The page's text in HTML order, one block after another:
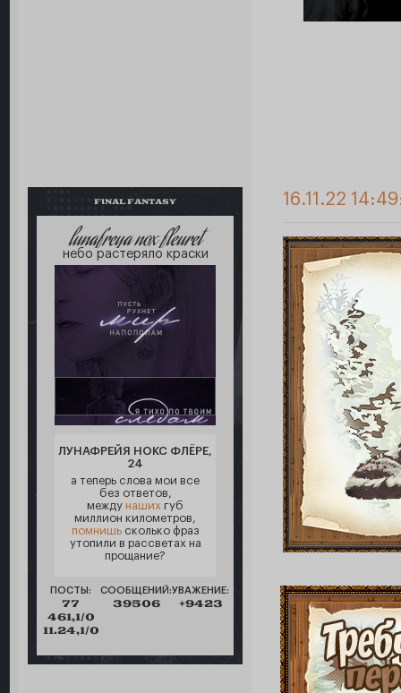
FINAL FANTASY
lunafreya nox fleuret
небо растеряло краски
ЛУНАФРЕЙЯ НОКС ФЛЁРЕ,
24
а теперь слова мои все
без ответов,
между наших губ
миллион километров,
помнишьсколько фраз
утопили в рассветах на
прощание?
ПОСТЫ:
77
461,1/0
11.24,1/0
СООБЩЕНИЙ:
39506
УВАЖЕНИЕ:
+9423
16.11.22